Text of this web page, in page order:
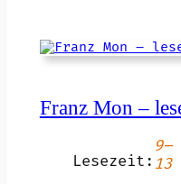
Franz Mon –
Lesezeit:
9–
13